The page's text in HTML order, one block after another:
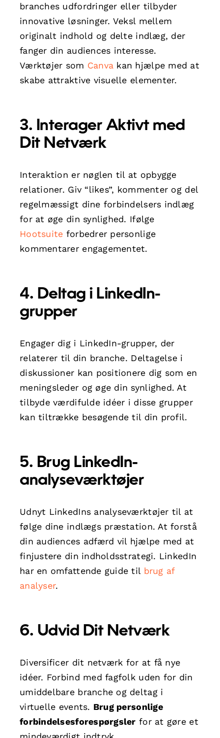
branches udfordringer eller tilbyder
innovative løsninger. Veksl mellem
originalt indhold og delte indlæg, der
fanger din audiences interesse.
Værktøjer som Canva kan hjælpe med at
skabe attraktive visuelle elementer.
3. Interager Aktivt med
Dit Netværk
Interaktion er nøglen til at opbygge
relationer. Giv “likes”, kommenter og del
regelmæssigt dine forbindelsers indlæg
for at øge din synlighed. Ifølge
Hootsuite forbedrer personlige
kommentarer engagementet.
4. Deltag i LinkedIn-
grupper
Engager dig i LinkedIn-grupper, der
relaterer til din branche. Deltagelse i
diskussioner kan positionere dig som en
meningsleder og øge din synlighed. At
tilbyde værdifulde idéer i disse grupper
kan tiltrække besøgende til din profil.
5. Brug LinkedIn-
analyseværktøjer
Udnyt LinkedIns analyseværktøjer til at
følge dine indlægs præstation. At forstå
din audiences adfærd vil hjælpe med at
finjustere din indholdsstrategi. LinkedIn
har en omfattende guide til brug af
analyser.
6. Udvid Dit Netværk
Diversificer dit netværk for at få nye
idéer. Forbind med fagfolk uden for din
umiddelbare branche og deltag i
virtuelle events. Brug personlige
forbindelsesforespørgsler for at gøre et